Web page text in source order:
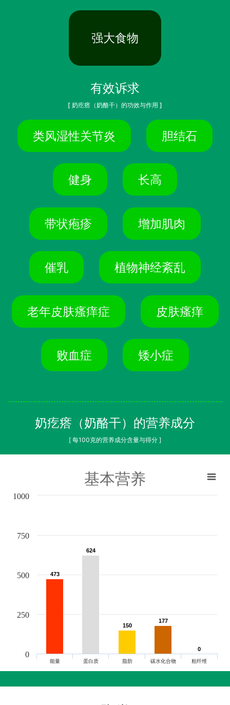
强大食物
有效诉求
[ 奶疙瘩（奶酪干）的功效与作用 ]
类风湿性关节炎 胆结石
健身 长高
带状疱疹 增加肌肉
催乳 植物神经紊乱
老年皮肤瘙痒症 皮肤瘙痒
败血症 矮小症
奶疙瘩（奶酪干）的营养成分
[ 每100克的营养成分含量与得分 ]
基本营养
473
473
624
624
150
150
177
177
0
0
能量 蛋白质 脂肪 碳水化合物 粗纤维
0
250
500
750
1000